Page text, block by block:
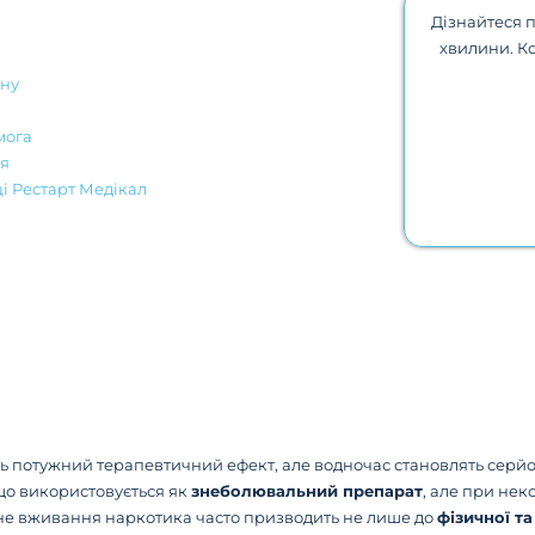
Рестарт Медікал
Дізнайтеся
хвилини.
потужний терапевтичний ефект, але водночас становлять
використовується як знеболювальний препарат, але при
вживання наркотика часто призводить не лише дофізичної